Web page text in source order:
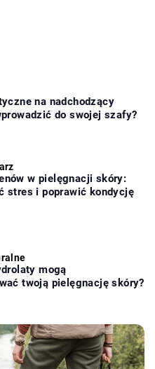
na nadchodzący
do swojej szafy?
w pielęgnacji skóry:
stres i poprawić kondycję
mogą
twoją pielęgnację skóry?